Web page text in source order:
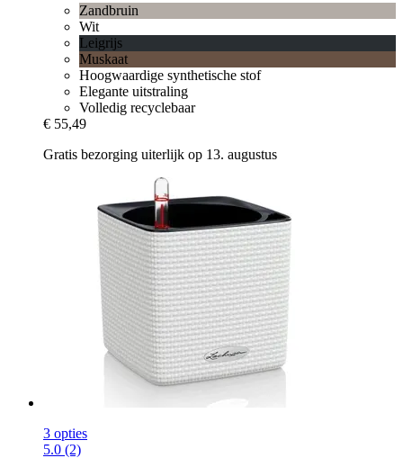
Zandbruin
Wit
Leigrijs
Muskaat
Hoogwaardige synthetische stof
Elegante uitstraling
Volledig recyclebaar
€ 55,49
Gratis bezorging uiterlijk op 13. augustus
3 opties
5.0 (2)